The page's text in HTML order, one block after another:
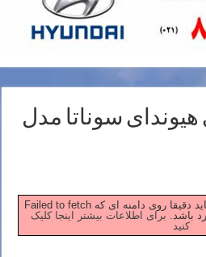
سوناتا مدل
Failed to fetch ارور : آدرس فایل پی دی اف باید دقیقا روی دامنه ای که
باشد. برای اطلاعات بیشتر اینجا کلیک
کنید